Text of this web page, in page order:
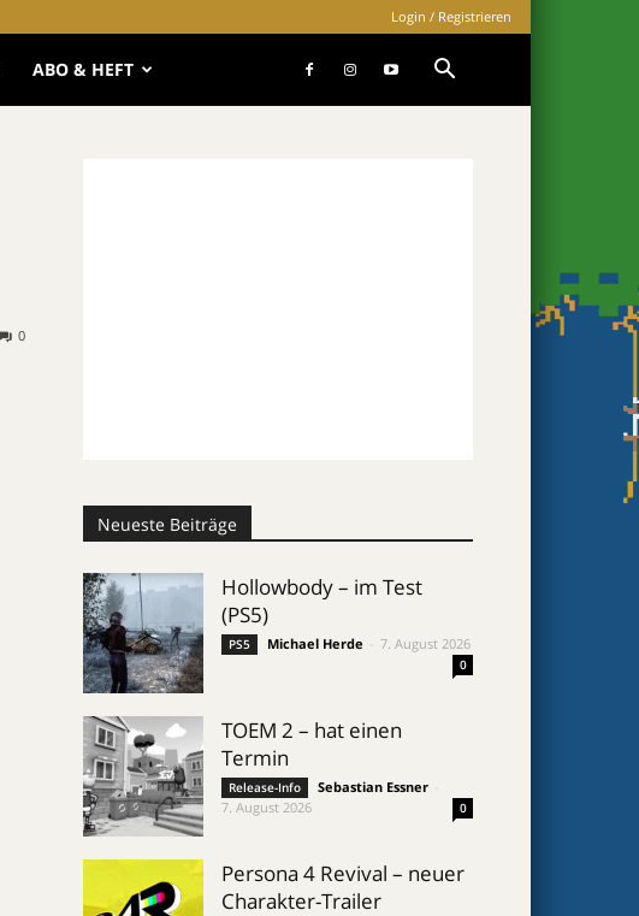
Login / Registrieren
ABO & HEFT
0
Neueste Beiträge
Hollowbody – im Test
(PS5)
PS5 Michael Herde 7. August 2026
0
TOEM 2 – hat einen
Termin
Release-Info Sebastian Essner
7. August 2026
0
Persona 4 Revival – neuer
Charakter-Trailer